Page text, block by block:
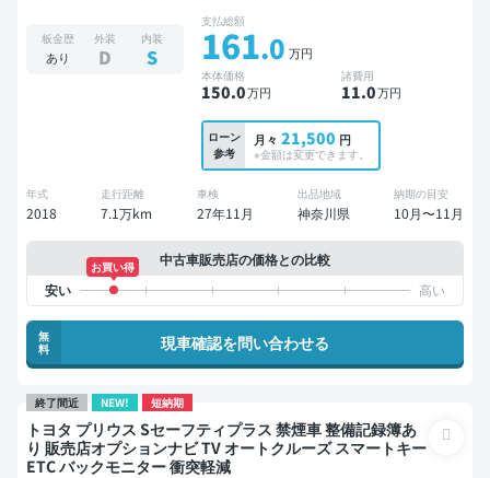
板金歴
あり
外装
D
内装
S
支払総額
161.0 万円
本体価格
150.0万円
諸費用
11.0万円
ローン
参考
月々 21,500 円
※金額は変更できます。
年式
2018
走行距離
7.1万km
車検
27年11月
出品地域
神奈川県
納期の目安
10月〜11月
中古車販売店の価格との比較
お買い得
無
料
現車確認を問い合わせる
終了間近 NEW! 短納期
トヨタ プリウス Sセーフティプラス 禁煙車 整備記録簿あ
り 販売店オプションナビ TV オートクルーズ スマートキー
ETC バックモニター 衝突軽減